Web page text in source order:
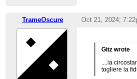
TrameOscure Oct 21, 2024;
Gitz wrote
....la
togliere la